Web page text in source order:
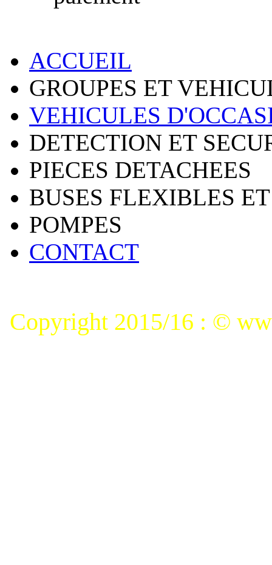
ACCUEIL
GROUPES ET
VEHICULES
DETECTION ET
PIECES DETACHEES
BUSES FLEXIBLES
POMPES
CONTACT
Copyright 2015/16 : ©